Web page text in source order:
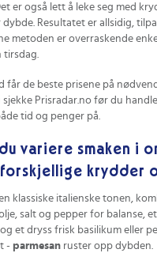
er også lett å leke seg med
Resultatet er allsidig,
metoden er overraskende
tirsdag.
får de beste prisene på
Prisradar.no før du
tid og penger på.
variere smaken i
forskjellige krydder
klassiske italienske tonen,
salt og pepper for balanse,
et dryss frisk basilikum eller
- parmesan ruster opp dybden.